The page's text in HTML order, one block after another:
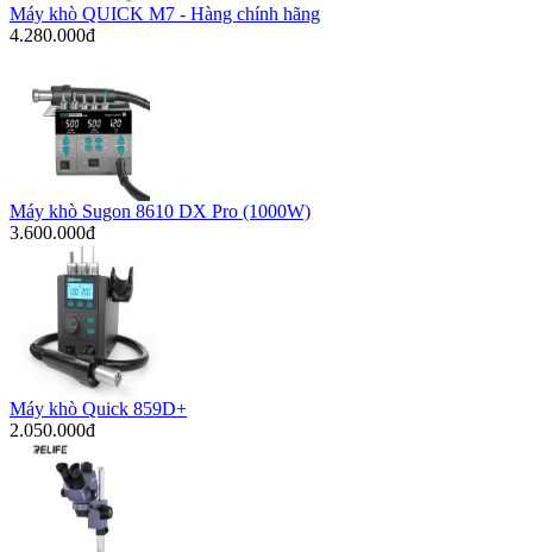
Máy khò QUICK M7 - Hàng chính hãng
4.280.000đ
Máy khò Sugon 8610 DX Pro (1000W)
3.600.000đ
Máy khò Quick 859D+
2.050.000đ